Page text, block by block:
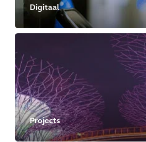
Digitaal
Projects